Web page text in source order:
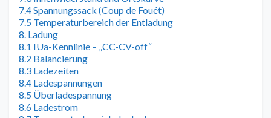
7.4 Spannungssack (Coup de Fouét)
7.5 Temperaturbereich der Entladung
8. Ladung
8.1 IUa-Kennlinie – „CC-CV-off“
8.2 Balancierung
8.3 Ladezeiten
8.4 Ladespannungen
8.5 Überladespannung
8.6 Ladestrom